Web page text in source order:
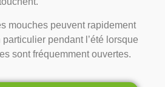
mouches peuvent rapidement
pendant l’été lorsque
sont fréquemment ouvertes.